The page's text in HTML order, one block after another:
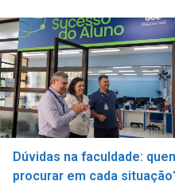
Dúvidas na faculdade:
procurar em cada